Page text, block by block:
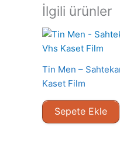
İlgili ürünler
Tin Men –
Kaset Film
Sepete Ekle